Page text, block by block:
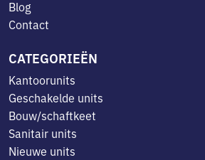
Blog
Contact
CATEGORIEËN
Kantoorunits
Geschakelde units
Bouw/schaftkeet
Sanitair units
Nieuwe units